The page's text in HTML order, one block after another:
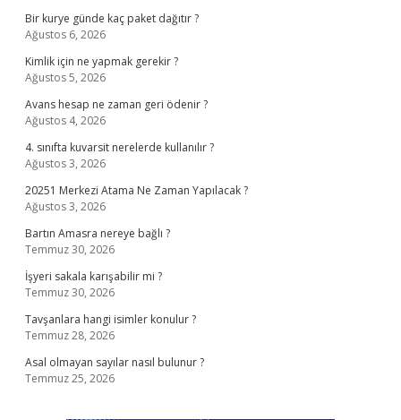
Bir kurye günde kaç paket dağıtır ?
Ağustos 6, 2026
Kimlik için ne yapmak gerekir ?
Ağustos 5, 2026
Avans hesap ne zaman geri ödenir ?
Ağustos 4, 2026
4. sınıfta kuvarsit nerelerde kullanılır ?
Ağustos 3, 2026
20251 Merkezi Atama Ne Zaman Yapılacak ?
Ağustos 3, 2026
Bartın Amasra nereye bağlı ?
Temmuz 30, 2026
İşyeri sakala karışabilir mi ?
Temmuz 30, 2026
Tavşanlara hangi isimler konulur ?
Temmuz 28, 2026
Asal olmayan sayılar nasıl bulunur ?
Temmuz 25, 2026